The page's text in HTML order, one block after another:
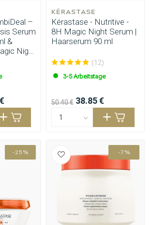
–
Serum
&
Night
KÉRASTASE
Kérastase - Nutritive -
8H Magic Night Serum |
Haarserum 90 ml
(12)
3-5 Arbeitstage
50.40 € 38.85 €
-25% -7%